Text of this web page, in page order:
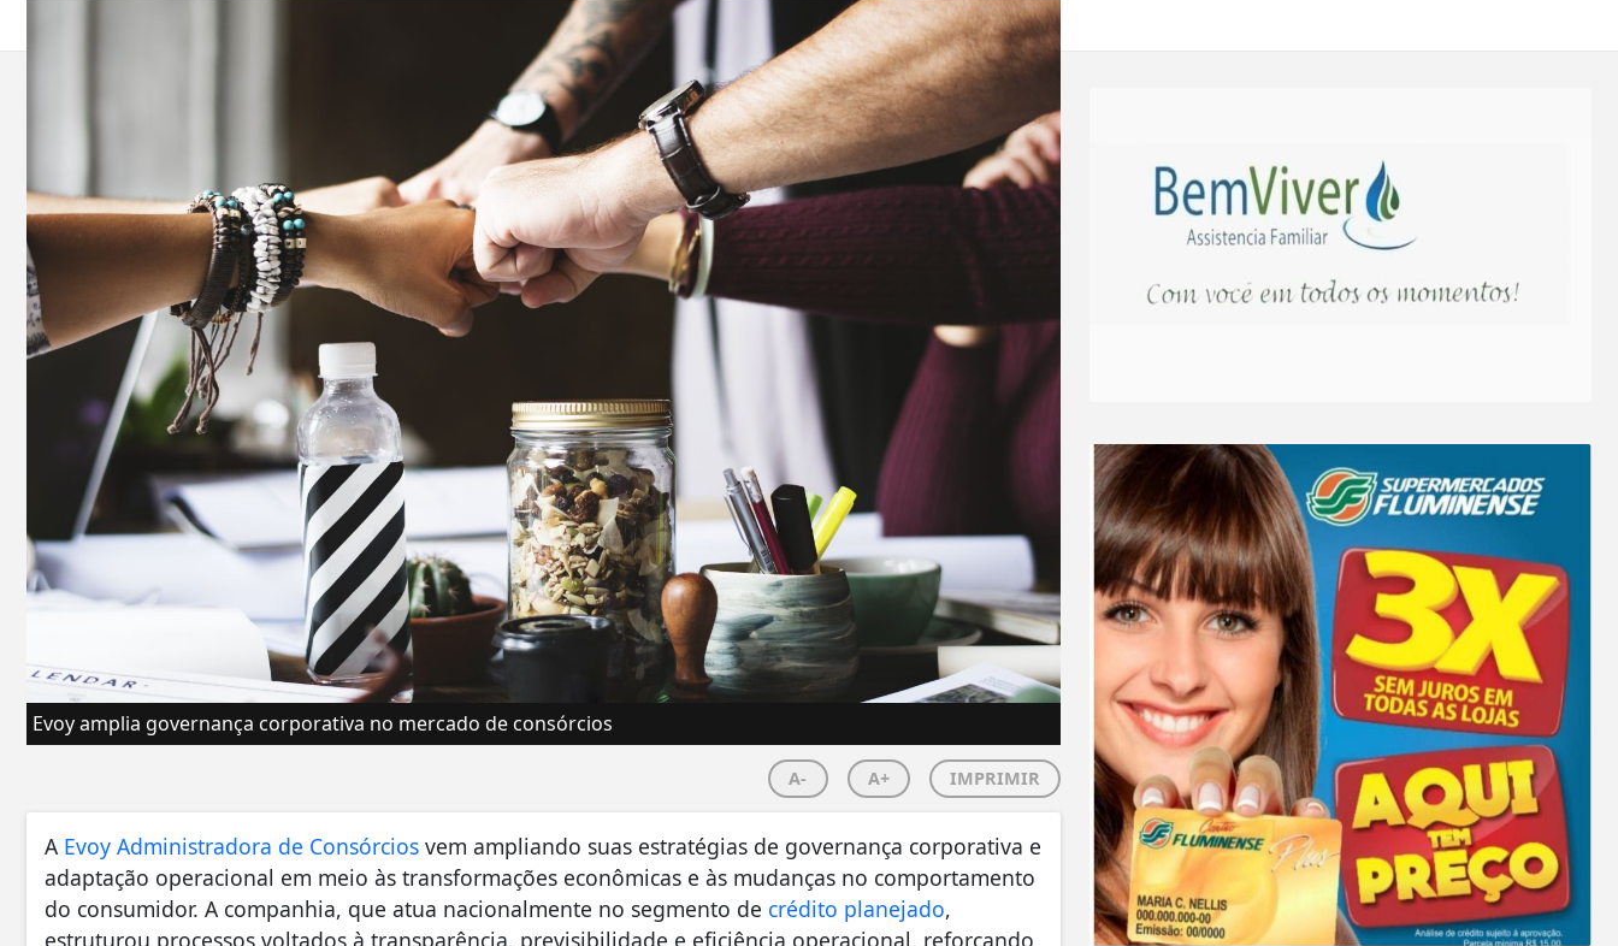
Evoy amplia governança corporativa no mercado de consórcios
A- A+ IMPRIMIR
A Evoy Administradora de Consórcios vem ampliando suas estratégias de governança corporativa e
adaptação operacional em meio às transformações econômicas e às mudanças no comportamento
do consumidor. A companhia, que atua nacionalmente no segmento de crédito planejado,